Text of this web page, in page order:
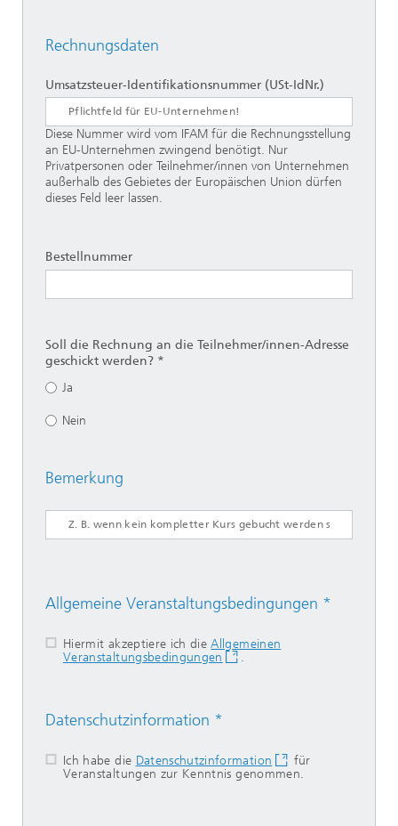
Rechnungsdaten
Umsatzsteuer-Identifikationsnummer (USt-IdNr.)
Diese Nummer wird vom IFAM für die Rechnungsstellung
an EU-Unternehmen zwingend benötigt. Nur
Privatpersonen oder Teilnehmer/innen von Unternehmen
außerhalb des Gebietes der Europäischen Union dürfen
dieses Feld leer lassen.
Bestellnummer
Soll die Rechnung an die Teilnehmer/innen-Adresse
geschickt werden? *
Ja
Nein
Bemerkung
Allgemeine Veranstaltungsbedingungen *
Hiermit akzeptiere ich dieAllgemeinen
Veranstaltungsbedingungen
.
Datenschutzinformation *
Ich habe die Datenschutzinformation
für
Veranstaltungen zur Kenntnis genommen.